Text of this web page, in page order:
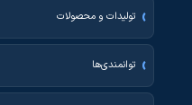
تولیدات و محصولات
توانمندی‌ها